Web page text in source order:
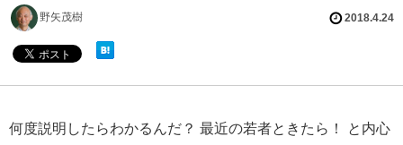
野矢茂樹 2018.4.24
何度説明したらわかるんだ？ 最近の若者ときたら！ と内心